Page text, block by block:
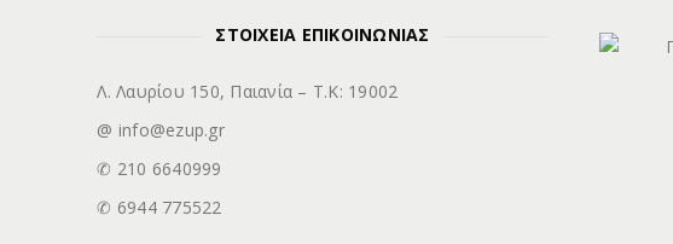
ΣΤΟΙΧΕΙΑ ΕΠΙΚΟΙΝΩΝΙΑΣ
Λ. Λαυρίου 150, Παιανία – Τ.Κ: 19002
@ info@ezup.gr
✆ 210 6640999
✆ 6944 775522